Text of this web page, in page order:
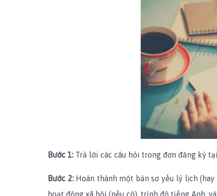
Bước 1: Trả lời các câu hỏi trong đơn đăng ký tại
Bước 2:Hoàn thành một bản sơ yếu lý lịch
hoạt động xã hội (nếu có), trình độ tiếng Anh,